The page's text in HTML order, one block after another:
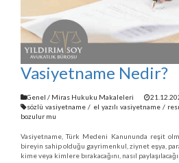
Vasiyetname Nedir?
Genel / Miras Hukuku Makaleleri
sözlü vasiyetname / el yazılı vasiyetname /
bozulur mu
Vasiyetname, Türk Medeni Kanununda reşit
bireyin sahip olduğu gayrimenkul, ziynet eşya,
kime veya kimlere bırakacağını, nasıl